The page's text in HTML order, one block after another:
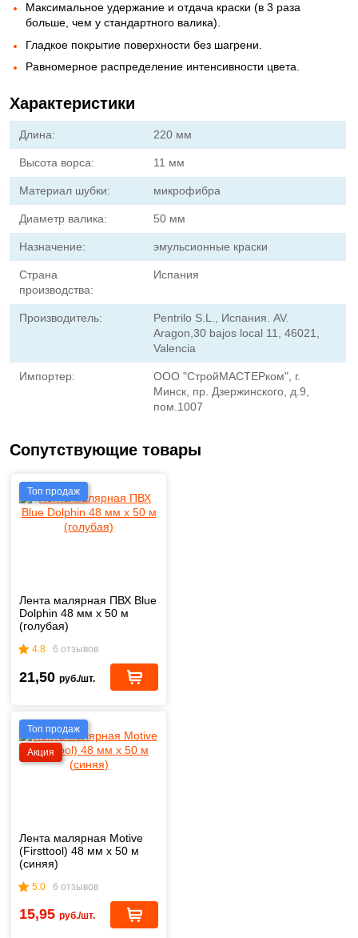
Максимальное удержание и отдача краски (в 3 раза
больше, чем у стандартного валика).
Гладкое покрытие поверхности без шагрени.
Равномерное распределение интенсивности цвета.
Характеристики
Длина: 220 мм
Высота ворса: 11 мм
Материал шубки: микрофибра
Диаметр валика: 50 мм
Назначение: эмульсионные краски
Страна
производства:
Испания
Производитель:
Pentrilo S.L., Испания. AV.
Aragon,30 bajos local 11, 46021,
Valencia
Импортер:
ООО "СтройМАСТЕРком", г.
Минск, пр. Дзержинского, д.9,
пом.1007
Сопутствующие товары
Топ продаж
Лента малярная ПВХ Blue
Dolphin 48 мм х 50 м
(голубая)
4.8 6 отзывов
21,50 руб./шт.
Топ продаж
Акция
Лента малярная Motive
(Firsttool) 48 мм х 50 м
(синяя)
5.0 6 отзывов
15,95 руб./шт.